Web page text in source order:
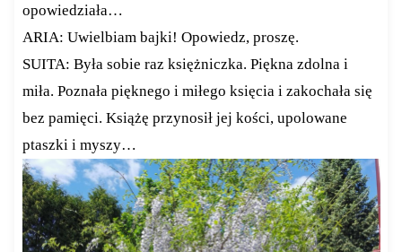
opowiedziała…
ARIA: Uwielbiam bajki! Opowiedz, proszę.
SUITA: Była sobie raz księżniczka. Piękna zdolna i
miła. Poznała pięknego i miłego księcia i zakochała się
bez pamięci. Książę przynosił jej kości, upolowane
ptaszki i myszy…